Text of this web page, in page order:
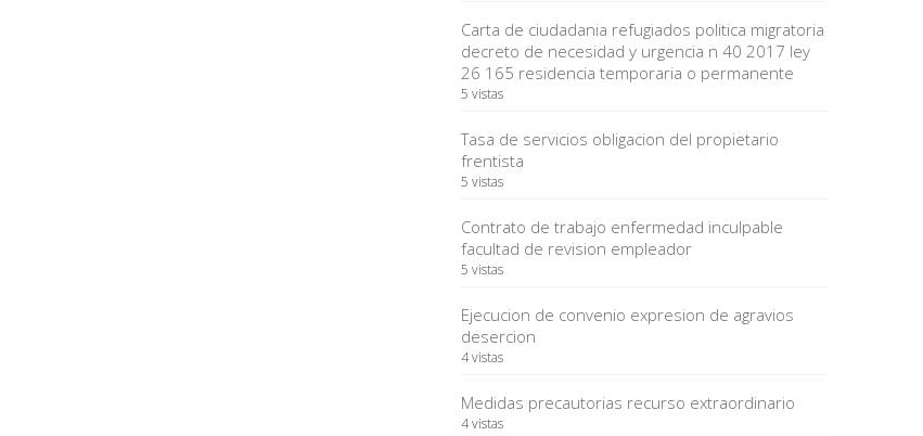
Carta de ciudadania refugiados politica migratoria
decreto de necesidad y urgencia n 40 2017 ley
26 165 residencia temporaria o permanente
5 vistas
Tasa de servicios obligacion del propietario
frentista
5 vistas
Contrato de trabajo enfermedad inculpable
facultad de revision empleador
5 vistas
Ejecucion de convenio expresion de agravios
desercion
4 vistas
Medidas precautorias recurso extraordinario
4 vistas